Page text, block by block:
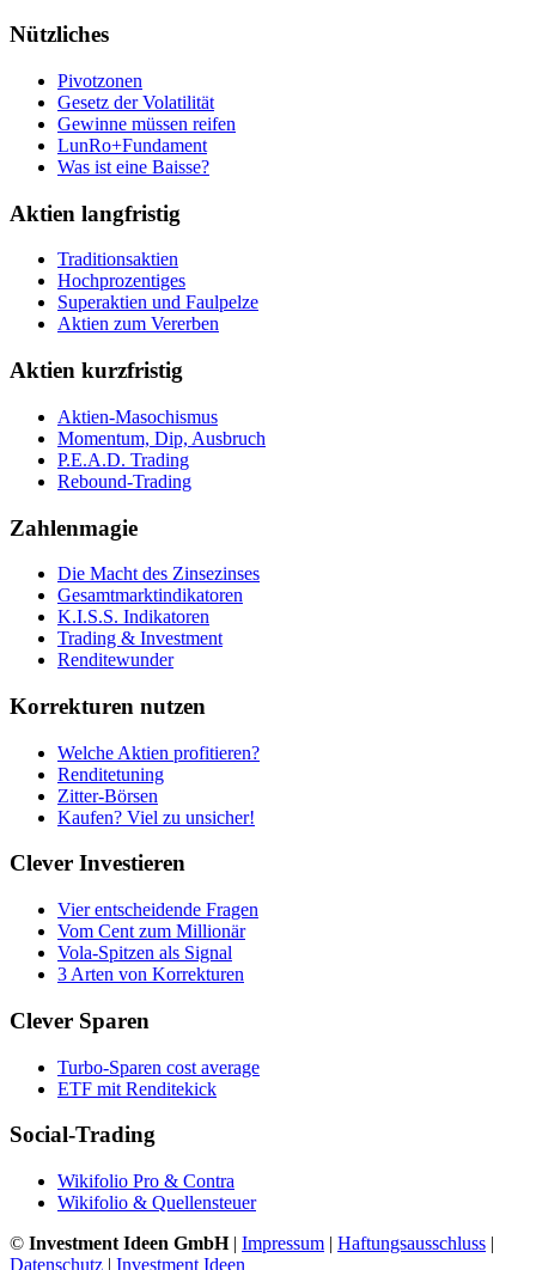
Nützliches
Pivotzonen
Gesetz der Volatilität
Gewinne müssen reifen
LunRo+Fundament
Was ist eine Baisse?
Aktien langfristig
Traditionsaktien
Hochprozentiges
Superaktien und Faulpelze
Aktien zum Vererben
Aktien kurzfristig
Aktien-Masochismus
Momentum, Dip, Ausbruch
P.E.A.D. Trading
Rebound-Trading
Zahlenmagie
Die Macht des Zinsezinses
Gesamtmarktindikatoren
K.I.S.S. Indikatoren
Trading & Investment
Renditewunder
Korrekturen nutzen
Welche Aktien profitieren?
Renditetuning
Zitter-Börsen
Kaufen? Viel zu unsicher!
Clever Investieren
Vier entscheidende Fragen
Vom Cent zum Millionär
Vola-Spitzen als Signal
3 Arten von Korrekturen
Clever Sparen
Turbo-Sparen cost average
ETF mit Renditekick
Social-Trading
Wikifolio Pro & Contra
Wikifolio & Quellensteuer
© Investment Ideen GmbH| Impressum | Haftungsausschluss |
Datenschutz | Investment Ideen